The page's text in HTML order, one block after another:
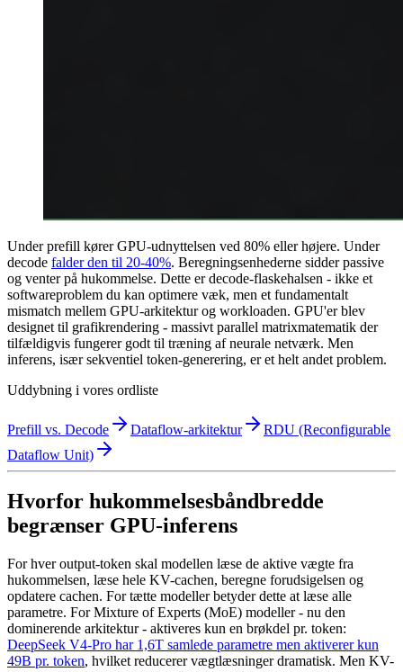
Under prefill kører GPU-udnyttelsen ved 80% eller højere. Under
decode falder den til 20-40%. Beregningsenhederne sidder passive
og venter på hukommelse. Dette er decode-flaskehalsen - ikke et
softwareproblem du kan optimere væk, men et fundamentalt
mismatch mellem GPU-arkitektur og workloaden. GPU'er blev
designet til grafikrendering - massivt parallel matrixmatematik der
tilfældigvis fungerer godt til træning af neurale netværk. Men
inferens, især sekventiel token-generering, er et helt andet problem.
Uddybning i vores ordliste
Prefill vs. Decode Dataflow-arkitektur
RDU (Reconfigurable
Dataflow Unit)
Hvorfor hukommelsesbåndbredde
begrænser GPU-inferens
For hver output-token skal modellen læse de aktive vægte fra
hukommelsen, læse hele KV-cachen, beregne forudsigelsen og
opdatere cachen. For tætte modeller betyder dette at læse alle
parametre. For Mixture of Experts (MoE) modeller - nu den
dominerende arkitektur - aktiveres kun en brøkdel pr. token:
DeepSeek V4-Pro har 1,6T samlede parametre men aktiverer kun
49B pr. token, hvilket reducerer vægtlæsninger dramatisk. Men KV-